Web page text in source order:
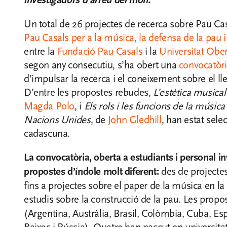
Un total de 26 projectes de recerca sobre Pau
Pau Casals per a la música, la defensa de la pau
entre la Fundació Pau Casals i la Universitat
segon any consecutiu, s’ha obert una
d’impulsar la recerca i el coneixement sobre el
D’entre les propostes rebudes, L’estètica
Magda Polo, i Els rols i les funcions de la
Nacions Unides, de John Gledhill , han estat
cadascuna.
La convocatòria, oberta a estudiants i personal
propostes d’índole molt diferent:des de
fins a projectes sobre el paper de la música en
estudis sobre la construcció de la pau. Les
(Argentina, Austràlia, Brasil, Colòmbia, Cuba,